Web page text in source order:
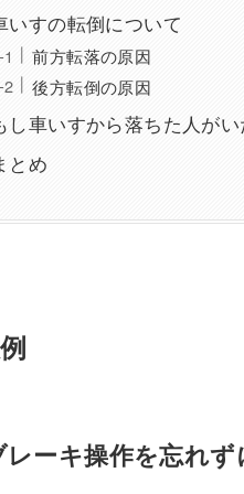
いすの転倒について
前方転落の原因
後方転倒の原因
し車いすから落ちた人が
とめ
ーキ操作を忘れず